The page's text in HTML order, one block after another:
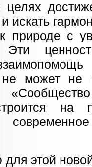
целях
искать
природе с
Эти
не может не
на
этой